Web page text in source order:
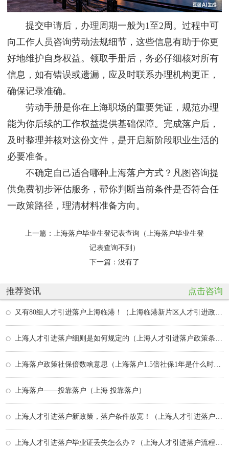
提交申请后，办理周期一般为1至2周。过程中可
向工作人员咨询劳动法规细节，这些信息有助于你更
好地维护自身权益。领取手册后，务必仔细核对所有
信息，如有错误或遗漏，应及时联系办理机构更正，
确保记录准确。
劳动手册是你在上海职场的重要凭证，规范办理
能为你后续的工作权益提供基础保障。完成落户后，
及时整理并核对这份文件，是开启新阶段职业生活的
必要准备。
不确定自己适合哪种上海落户方式？凡图咨询提
供免费初步评估服务，帮你判断当前条件是否符合任
一政策路径，理清材料准备方向。
上一篇：
上海落户毕业生登记表查询（上海落户毕业生登
记表查询不到）
下一篇：没有了
推荐资讯 点击咨询
上海落户——投靠落户（上海 投靠落户）